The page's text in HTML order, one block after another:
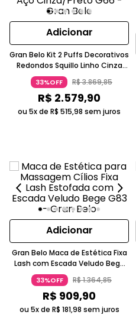
Adicionar
Gran Belo Kit 2 Puffs Decorativos
Redondos Squillo Linho Cinza
Pés Aço Preto
33%OFF R$3.869,85
R$ 2.579,90
ou 5x de R$ 515,98 sem juros
Adicionar
Gran Belo Maca de Estética Fixa
Lash com Escada Veludo Bege
G83
33%OFF R$1.364,85
R$ 909,90
ou 5x de R$ 181,98 sem juros